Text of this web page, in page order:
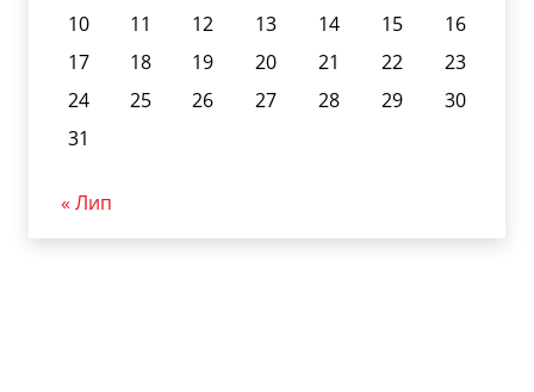
10
11 12 13 14 15
16
17
18 19 20 21 22
23
24
25 26 27 28 29
30
31
« Лип